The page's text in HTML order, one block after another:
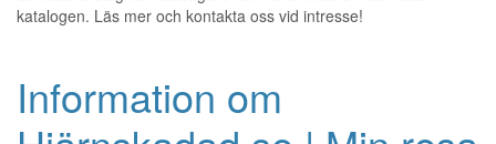
katalogen. Läs mer och kontakta oss vid intresse!
Information om